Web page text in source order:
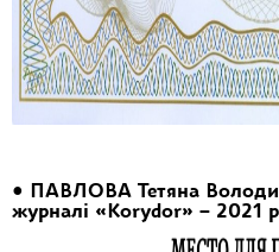
• ПАВЛОВА Тетяна
журналі «Korydor» – 2021